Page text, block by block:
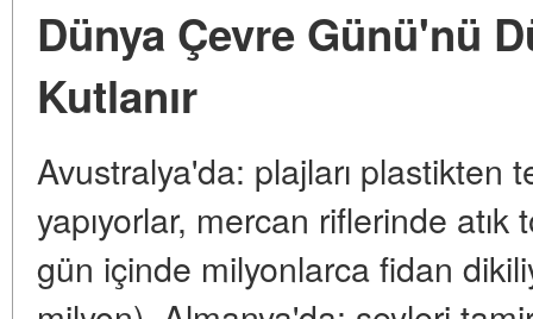
Dünya Çevre Günü'nü
Kutlanır
Avustralya'da: plajları plastikten
yapıyorlar, mercan riflerinde
gün içinde milyonlarca fidan